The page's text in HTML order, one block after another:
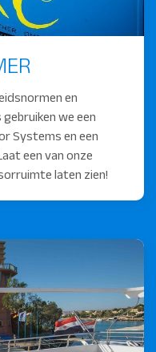
en
we een
Systems en een
een van onze
laten zien!